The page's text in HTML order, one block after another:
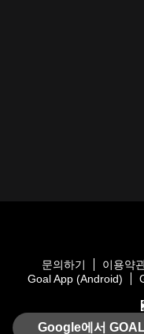
문의하기 이용약
Goal App (Android)
Google에서